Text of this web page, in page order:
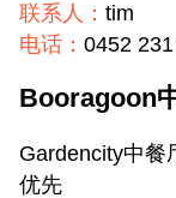
联系人： tim
电话： 0452
Booragoon
Gardencity中餐
优先